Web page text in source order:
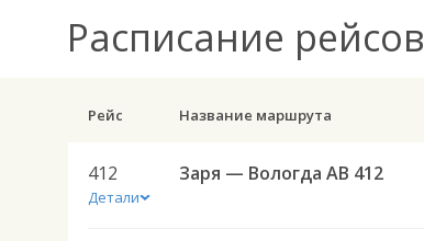
Расписание рейсов
Рейс Название маршрута
412
Детали
Заря — Вологда АВ 412